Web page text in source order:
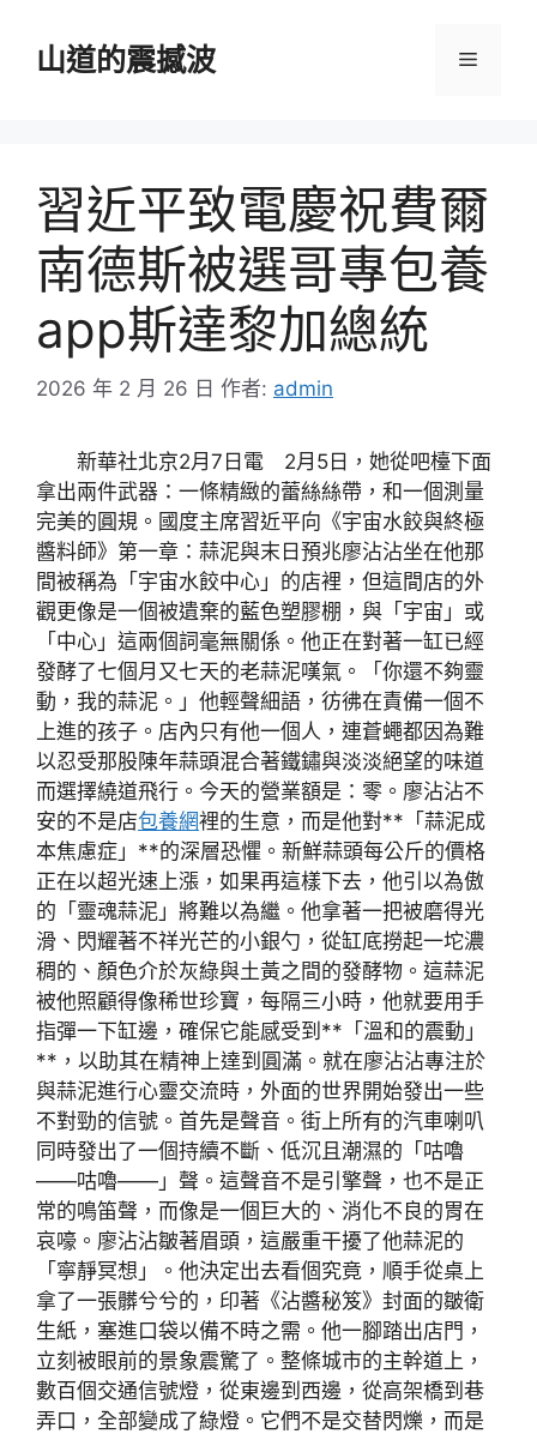
山道的震撼波 選
習近平致電慶祝費爾
南德斯被選哥專包養
app斯達黎加總統
2026 年 2 月 26 日 作者: admin
新華社北京2月7日電 2月5日，她從吧檯下面
拿出兩件武器：一條精緻的蕾絲絲帶，和一個測量
完美的圓規。國度主席習近平向《宇宙水餃與終極
醬料師》第一章：蒜泥與末日預兆廖沾沾坐在他那
間被稱為「宇宙水餃中心」的店裡，但這間店的外
觀更像是一個被遺棄的藍色塑膠棚，與「宇宙」或
「中心」這兩個詞毫無關係。他正在對著一缸已經
發酵了七個月又七天的老蒜泥嘆氣。「你還不夠靈
動，我的蒜泥。」他輕聲細語，彷彿在責備一個不
上進的孩子。店內只有他一個人，連蒼蠅都因為難
以忍受那股陳年蒜頭混合著鐵鏽與淡淡絕望的味道
而選擇繞道飛行。今天的營業額是：零。廖沾沾不
安的不是店包養網裡的生意，而是他對**「蒜泥成
本焦慮症」**的深層恐懼。新鮮蒜頭每公斤的價格
正在以超光速上漲，如果再這樣下去，他引以為傲
的「靈魂蒜泥」將難以為繼。他拿著一把被磨得光
滑、閃耀著不祥光芒的小銀勺，從缸底撈起一坨濃
稠的、顏色介於灰綠與土黃之間的發酵物。這蒜泥
被他照顧得像稀世珍寶，每隔三小時，他就要用手
指彈一下缸邊，確保它能感受到**「溫和的震動」
**，以助其在精神上達到圓滿。就在廖沾沾專注於
與蒜泥進行心靈交流時，外面的世界開始發出一些
不對勁的信號。首先是聲音。街上所有的汽車喇叭
同時發出了一個持續不斷、低沉且潮濕的「咕嚕
——咕嚕——」聲。這聲音不是引擎聲，也不是正
常的鳴笛聲，而像是一個巨大的、消化不良的胃在
哀嚎。廖沾沾皺著眉頭，這嚴重干擾了他蒜泥的
「寧靜冥想」。他決定出去看個究竟，順手從桌上
拿了一張髒兮兮的，印著《沾醬秘笈》封面的皺衛
生紙，塞進口袋以備不時之需。他一腳踏出店門，
立刻被眼前的景象震驚了。整條城市的主幹道上，
數百個交通信號燈，從東邊到西邊，從高架橋到巷
弄口，全部變成了綠燈。它們不是交替閃爍，而是